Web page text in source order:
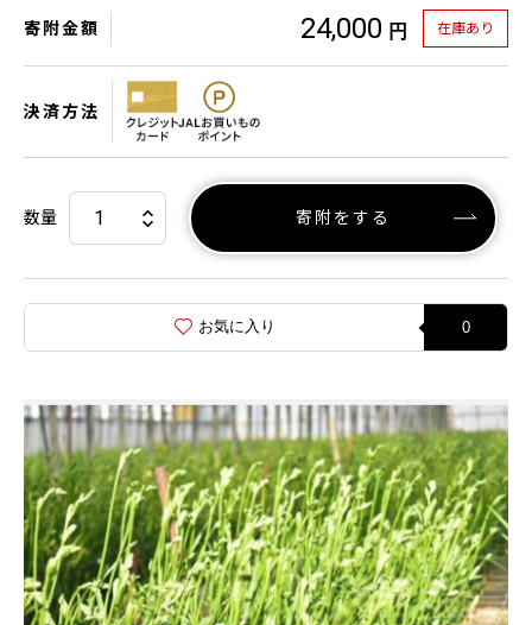
寄附金額 24,000 円 在庫あり
決済方法
数量 寄附をする
お気に入り 0